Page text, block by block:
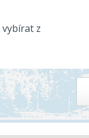
vybírat z